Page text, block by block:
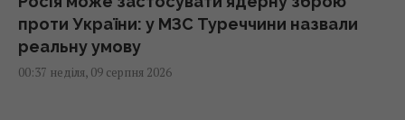
проти України: у МЗС Туреччини назвали
реальну умову
00:37 неділя, 09 серпня 2026